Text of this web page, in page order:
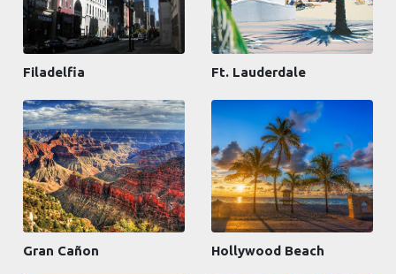
Filadelfia Ft. Lauderdale
Gran Cañon Hollywood Beach